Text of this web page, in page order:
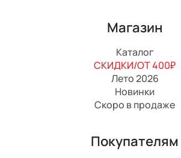
Магазин
Каталог
СКИДКИ/ОТ 400₽
Лето 2026
Новинки
Скоро в продаже
Покупателям